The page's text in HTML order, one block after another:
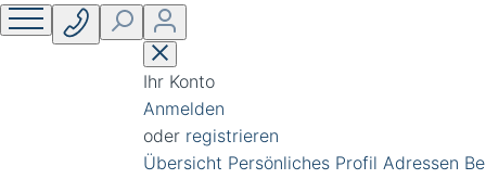
Ihr Konto
Anmelden
oder registrieren
Übersicht Persönliches Profil Adressen